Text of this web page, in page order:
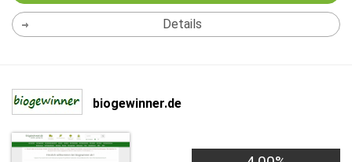
Details
biogewinner.de